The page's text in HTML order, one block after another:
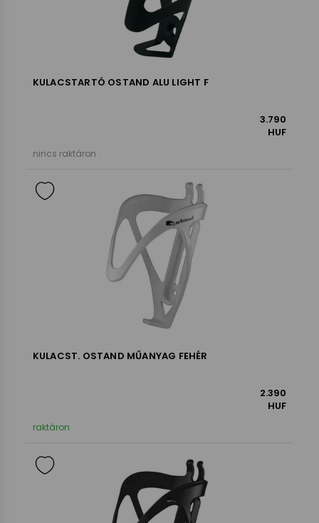
KULACSTARTÓ OSTAND ALU LIGHT F
3.790
HUF
nincs raktáron
KULACST. OSTAND MŰANYAG FEHÉR
2.390
HUF
raktáron